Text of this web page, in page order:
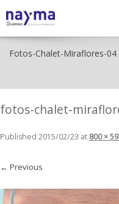
Fotos-Chalet-Miraflores-04
fotos-chalet-
Published 2015/02/23 at 800 ×
← Previous